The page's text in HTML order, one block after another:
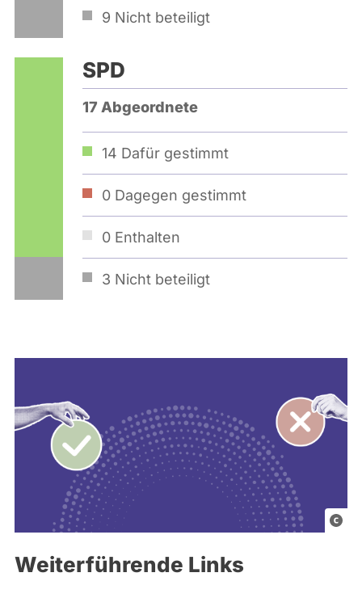
9 Nicht beteiligt
SPD
17 Abgeordnete
14 Dafür gestimmt
0 Dagegen gestimmt
0 Enthalten
3 Nicht beteiligt
G
Weiterführende Links